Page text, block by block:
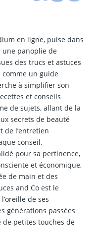
en ligne, puise dans
panoplie de
des trucs et astuces
comme un guide
à simplifier son
et conseils
de sujets, allant de la
secrets de beauté
de l’entretien
conseil,
pour sa pertinence,
et économique,
de main et des
and Co est le
de ses
générations passées
petites touches de